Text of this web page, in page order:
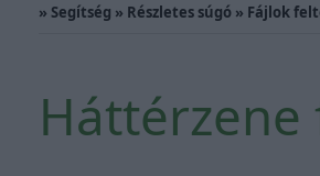
» Segítség » Részletes súgó » Fájlok